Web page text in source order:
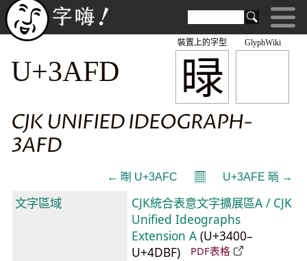
GlyphWiki
㫽
裝置上的字型
U+3AFD
CJK UNIFIED IDEOGRAPH-
3AFD
← 㫼 U+3AFC 𝄜 U+3AFE 㫾 →
文字區域
CJK統合表意文字擴展區A / CJK
Unified Ideographs
Extension A (U+3400–
U+4DBF)
PDF表格